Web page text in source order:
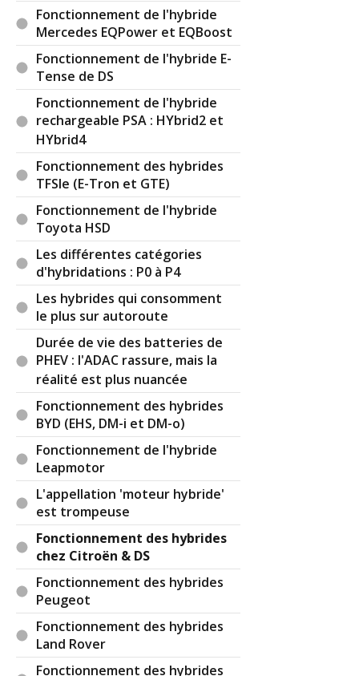
Fonctionnement de l'hybride
Mercedes EQPower et EQBoost
Fonctionnement de l'hybride E-
Tense de DS
Fonctionnement de l'hybride
rechargeable PSA : HYbrid2 et
HYbrid4
Fonctionnement des hybrides
TFSIe (E-Tron et GTE)
Fonctionnement de l'hybride
Toyota HSD
Les différentes catégories
d'hybridations : P0 à P4
Les hybrides qui consomment
le plus sur autoroute
Durée de vie des batteries de
PHEV : l'ADAC rassure, mais la
réalité est plus nuancée
Fonctionnement des hybrides
BYD (EHS, DM-i et DM-o)
Fonctionnement de l'hybride
Leapmotor
L'appellation 'moteur hybride'
est trompeuse
Fonctionnement des hybrides
chez Citroën & DS
Fonctionnement des hybrides
Peugeot
Fonctionnement des hybrides
Land Rover
Fonctionnement des hybrides